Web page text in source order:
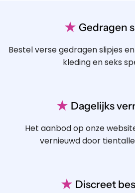
★ Gedragen
Bestel verse gedragen slipjes
kleding en seks
★ Dagelijks
Het aanbod op onze
vernieuwd door
★ Discreet